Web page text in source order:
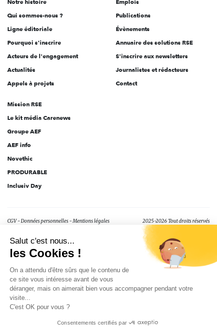
l'engagement
Notre histoire
Qui sommes-nous ?
Ligne éditoriale
Pourquoi s'inscrire
Acteurs de l'engagement
Actualités
Appels à projets
Emplois
Publications
Évènements
Annuaire des solutions RSE
S'inscrire aux newsletters
Journalistes et rédacteurs
Contact
Mission RSE
Le kit média Carenews
Groupe AEF
AEF info
Novethic
PRODURABLE
Inclusiv Day
CGV Données personnelles Mentions légales 2025-2026 Tout droits réservés
Salut c'est nous...
les Cookies !
On a attendu d'être sûrs que le contenu de
ce site vous intéresse avant de vous
déranger, mais on aimerait bien vous accompagner pendant votre
visite...
C'est OK pour vous ?
Consentements certifiés par